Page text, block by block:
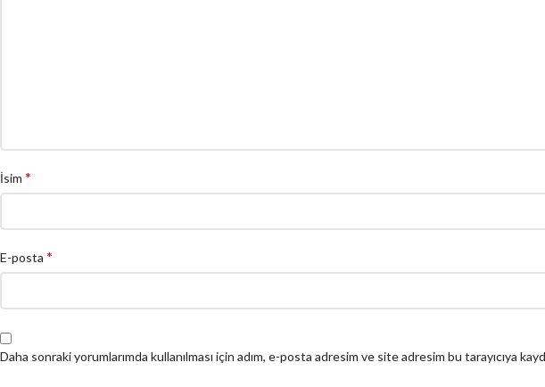
İsim *
E-posta *
Daha sonraki yorumlarımda kullanılması için adım, e-posta adresim ve site adresim bu tarayıcıya